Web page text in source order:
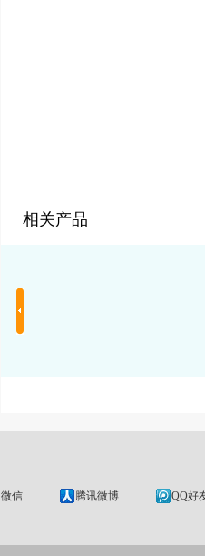
相关产品
微信 腾讯微博 QQ好